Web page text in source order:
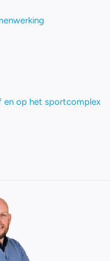
en op het sportcomplex